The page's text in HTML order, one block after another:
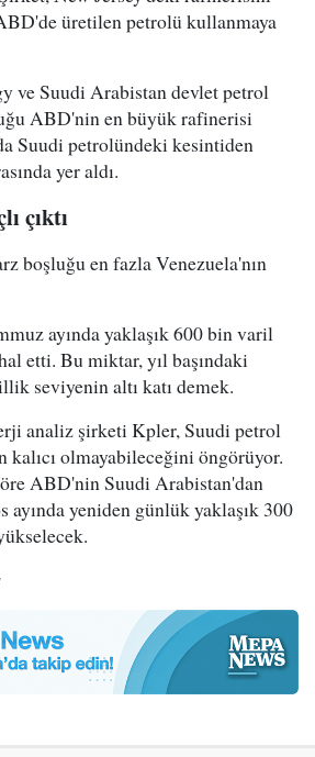
üretilen petrolü kullanmaya
ve Suudi Arabistan devlet petrol
ABD'nin en büyük rafinerisi
Suudi petrolündeki kesintiden
yer aldı.
çıktı
boşluğu en fazla Venezuela'nın
ayında yaklaşık 600 bin varil
etti. Bu miktar, yıl başındaki
seviyenin altı katı demek.
analiz şirketi Kpler, Suudi petrol
kalıcı olmayabileceğini öngörüyor.
ABD'nin Suudi Arabistan'dan
ayında yeniden günlük yaklaşık 300